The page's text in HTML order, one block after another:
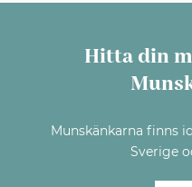
Hitta din
Munskänkarna finns
Sverige